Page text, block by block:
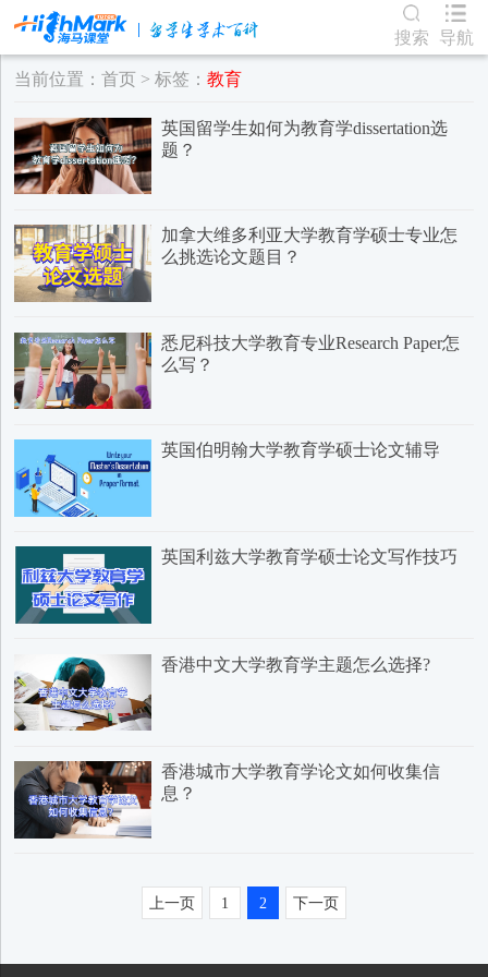
搜索 导航
当前位置：首页 > 标签：教育
英国留学生如何为教育学dissertation选
题？
​加拿大维多利亚大学教育学硕士专业怎
么挑选论文题目？
悉尼科技大学教育专业Research Paper怎
么写？
英国伯明翰大学教育学硕士论文辅导
英国利兹大学教育学硕士论文写作技巧
香港中文大学教育学主题怎么选择?
香港城市大学教育学论文如何收集信
息？
上一页 1 2 下一页